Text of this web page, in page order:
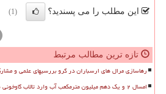
این مطلب را می پسندید؟ (1)
تازه ترین مطالب مرتبط
رهاسازی مرال های ارسباران در گرو بررسیهای علمی و
امسال ۲ و یک دهم میلیون مترمکعب آب وارد تالاب گاوخونی شد